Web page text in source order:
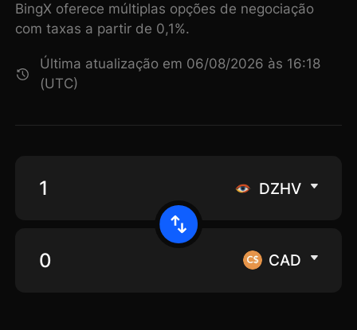
BingX oferece múltiplas opções de negociação
com taxas a partir de 0,1%.
Última atualização em 06/08/2026 às 16:18
(UTC)
DZHV
CAD